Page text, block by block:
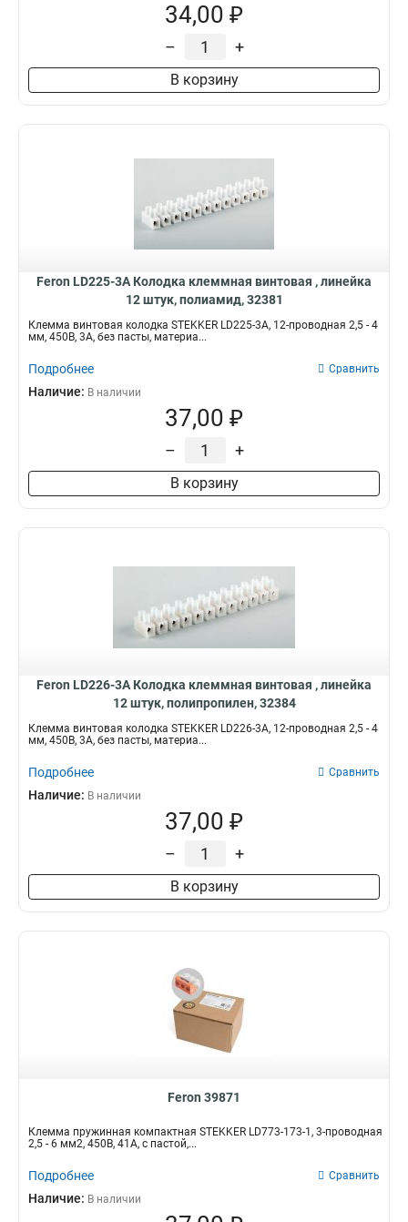
34,00 ₽
– +
В корзину
Feron LD225-3A Колодка клеммная винтовая , линейка
12 штук, полиамид, 32381
Клемма винтовая колодка STEKKER LD225-3A, 12-проводная 2,5 - 4
мм, 450В, 3А, без пасты, материа...
Подробнее Сравнить
Наличие: В наличии
37,00 ₽
– +
В корзину
Feron LD226-3A Колодка клеммная винтовая , линейка
12 штук, полипропилен, 32384
Клемма винтовая колодка STEKKER LD226-3A, 12-проводная 2,5 - 4
мм, 450В, 3А, без пасты, материа...
Подробнее Сравнить
Наличие: В наличии
37,00 ₽
– +
В корзину
Feron 39871
Клемма пружинная компактная STEKKER LD773-173-1, 3-проводная
2,5 - 6 мм2, 450В, 41А, с пастой,...
Подробнее Сравнить
Наличие: В наличии